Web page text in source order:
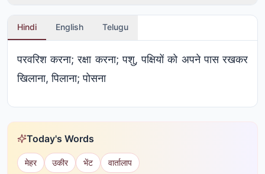
Hindi English Telugu
परवरिश करना; रक्षा करना; पशु, पक्षियों को अपने पास रखकर
खिलाना, पिलाना; पोसना
Today's Words
मेहर उकीर भेंट वार्तालाप